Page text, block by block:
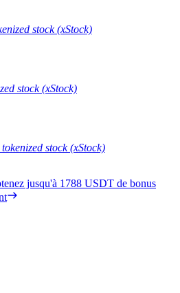
des contrats à terme
rentable
stock (xStock)
stock (xStock)
stock (xStock)
jusqu'à 1788 USDT de bonus